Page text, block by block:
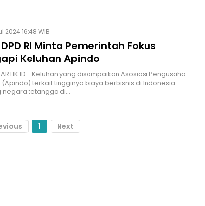
2024 16:48 WIB
RI Minta Pemerintah Fokus
Keluhan Apindo
ARTIK.ID - Keluhan yang disampaikan Asosiasi Pengusaha
terkait tingginya biaya berbisnis di Indonesia
negara tetangga di…
1 Next